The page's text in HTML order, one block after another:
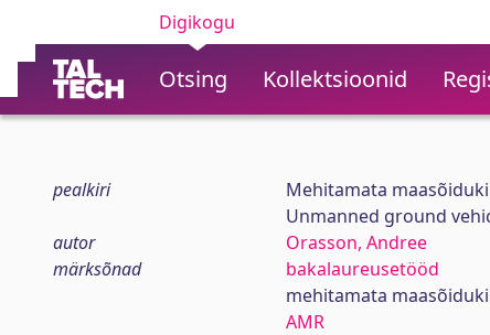
Digikogu
Otsing Kollektsioonid
pealkiri
Mehitamata
Unmanned ground
autor
Orasson, Andree
märksõnad
bakalaureusetööd
mehitamata
AMR